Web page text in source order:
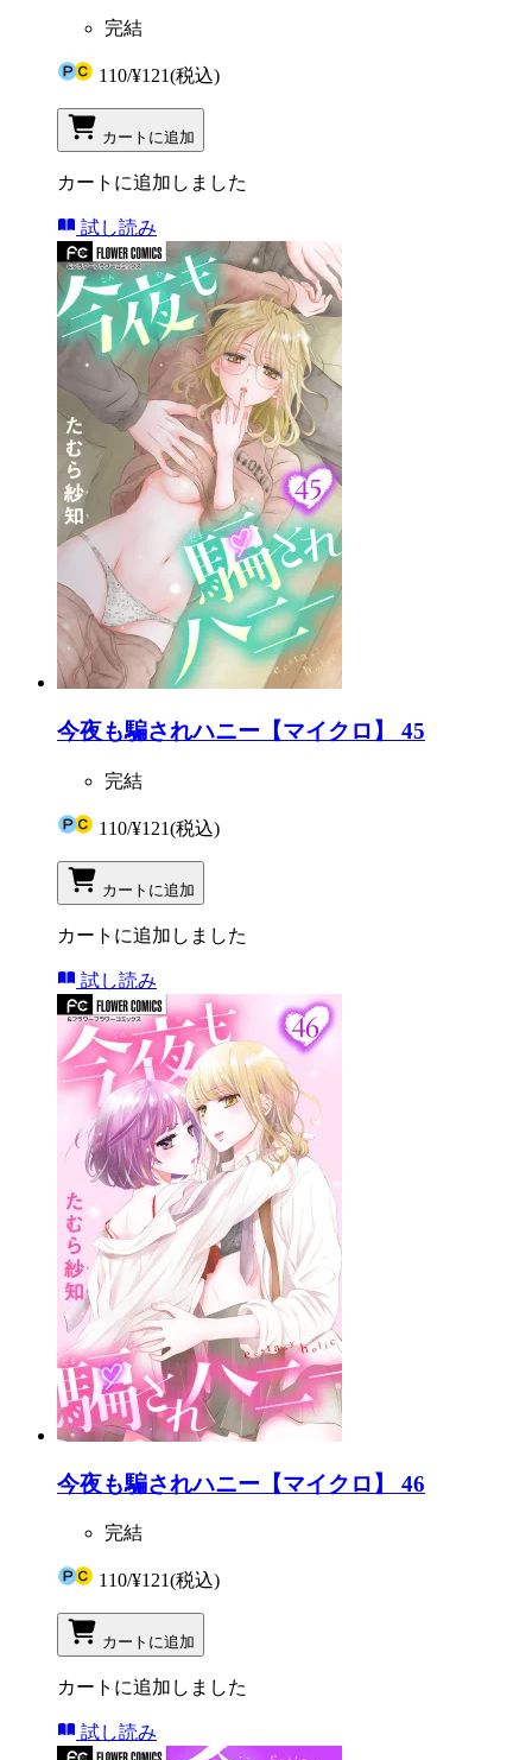
完結
110/¥121(税込)
カートに追加
カートに追加しました
試し読み
今夜も騙されハニー【マイクロ】 45
完結
110/¥121(税込)
カートに追加
カートに追加しました
試し読み
今夜も騙されハニー【マイクロ】 46
完結
110/¥121(税込)
カートに追加
カートに追加しました
試し読み